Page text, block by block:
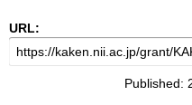
URL:
Published: